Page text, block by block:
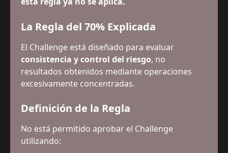
La Regla del 70% Explicada
El Challenge está diseñado para evaluar
consistencia y control del riesgo, no
resultados obtenidos mediante operaciones
excesivamente concentradas.
Definición de la Regla
No está permitido aprobar el Challenge
utilizando: